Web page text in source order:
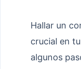
Hallar un
crucial en
algunos